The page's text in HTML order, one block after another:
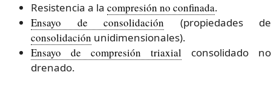
Resistencia a la compresión no confinada.
Ensayo de consolidación (propiedades de
consolidación unidimensionales).
Ensayo de compresión triaxial consolidado no
drenado.